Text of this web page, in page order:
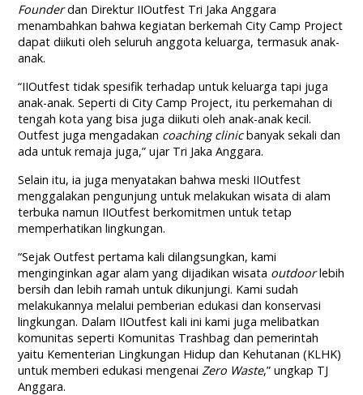
Founderdan Direktur IIOutfest Tri Jaka Anggara
menambahkan bahwa kegiatan berkemah City Camp Project
dapat diikuti oleh seluruh anggota keluarga, termasuk anak-
anak.
“IIOutfest tidak spesifik terhadap untuk keluarga tapi juga
anak-anak. Seperti di City Camp Project, itu perkemahan di
tengah kota yang bisa juga diikuti oleh anak-anak kecil.
Outfest juga mengadakan coaching clinicbanyak sekali dan
ada untuk remaja juga,” ujar Tri Jaka Anggara.
Selain itu, ia juga menyatakan bahwa meski IIOutfest
menggalakan pengunjung untuk melakukan wisata di alam
terbuka namun IIOutfest berkomitmen untuk tetap
memperhatikan lingkungan.
“Sejak Outfest pertama kali dilangsungkan, kami
menginginkan agar alam yang dijadikan wisata outdoorlebih
bersih dan lebih ramah untuk dikunjungi. Kami sudah
melakukannya melalui pemberian edukasi dan konservasi
lingkungan. Dalam IIOutfest kali ini kami juga melibatkan
komunitas seperti Komunitas Trashbag dan pemerintah
yaitu Kementerian Lingkungan Hidup dan Kehutanan (KLHK)
untuk memberi edukasi mengenai Zero Waste,” ungkap TJ
Anggara.